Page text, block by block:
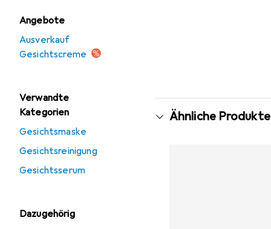
Angebote
Ausverkauf
Gesichtscreme
Verwandte
Kategorien
Gesichtsmaske
Gesichtsreinigung
Gesichtsserum
Dazugehörig
Ähnliche